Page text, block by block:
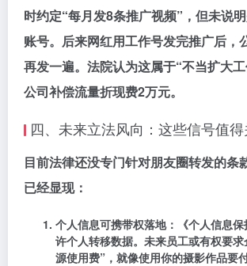
时约定“每月发8条推广视频”，但未说
账号。后来网红用工作号发完推广后，
再发一遍。法院认为这属于“不当扩大
公司补偿流量折现费2万元。
四、未来立法风向：这些信号值
目前法律还没专门针对朋友圈转发的条
已经显现：
个人信息可携带权落地：《个人信息
许个人转移数据。未来员工或有权要
源使用费”，就像使用你的摄影作品要